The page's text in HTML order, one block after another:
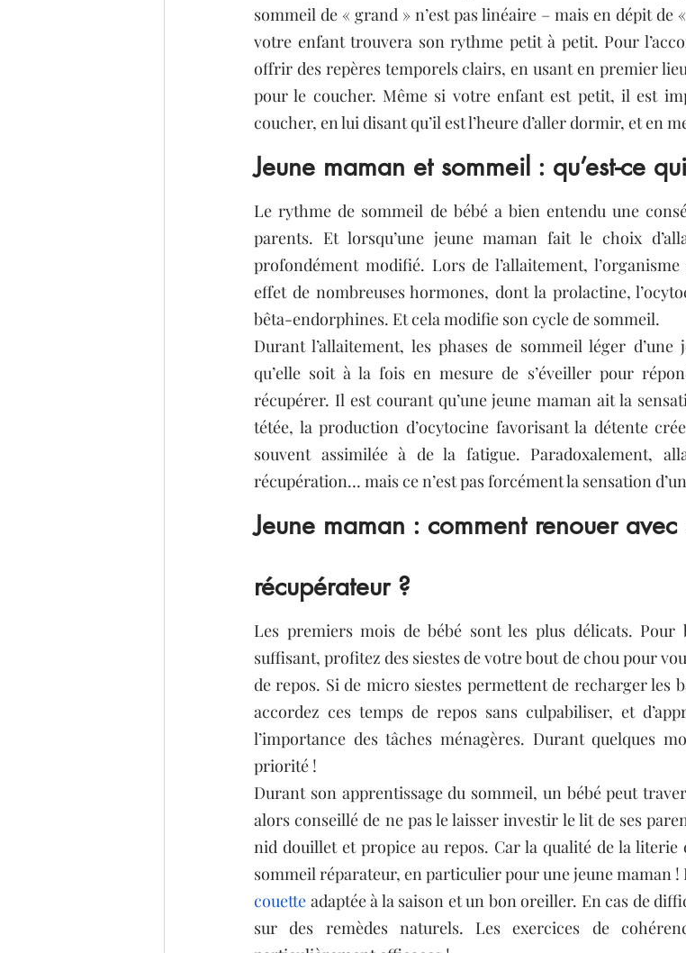
sommeil de « grand » n’est pas linéaire – mais en dépit
votre enfant trouvera son rythme petit à petit. Pour
offrir des repères temporels clairs, en usant en premier
pour le coucher. Même si votre enfant est petit, il est
coucher, en lui disant qu’il est l’heure d’aller dormir, et en
Jeune maman et sommeil : qu’est-ce
Le rythme de sommeil de bébé a bien entendu une
parents. Et lorsqu’une jeune maman fait le choix
profondément modifié. Lors de l’allaitement,
effet de nombreuses hormones, dont la prolactine,
bêta-endorphines. Et cela modifie son cycle de sommeil.
Durant l’allaitement, les phases de sommeil léger d’une
qu’elle soit à la fois en mesure de s’éveiller pour
récupérer. Il est courant qu’une jeune maman ait la
tétée, la production d’ocytocine favorisant la détente
souvent assimilée à de la fatigue. Paradoxalement,
récupération… mais ce n’est pas forcément la sensation
Jeune maman : comment renouer
récupérateur ?
Les premiers mois de bébé sont les plus délicats. Pour
suffisant, profitez des siestes de votre bout de chou pour
de repos. Si de micro siestes permettent de recharger les
accordez ces temps de repos sans culpabiliser, et
l’importance des tâches ménagères. Durant quelques
priorité !
Durant son apprentissage du sommeil, un bébé peut
alors conseillé de ne pas le laisser investir le lit de ses
nid douillet et propice au repos. Car la qualité de la literie
couette adaptée à la saison et un bon oreiller. En cas de
sur des remèdes naturels. Les exercices de